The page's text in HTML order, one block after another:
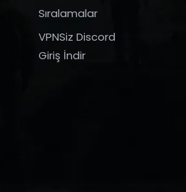
Sıralamalar
VPNSiz Discord
Giriş İndir